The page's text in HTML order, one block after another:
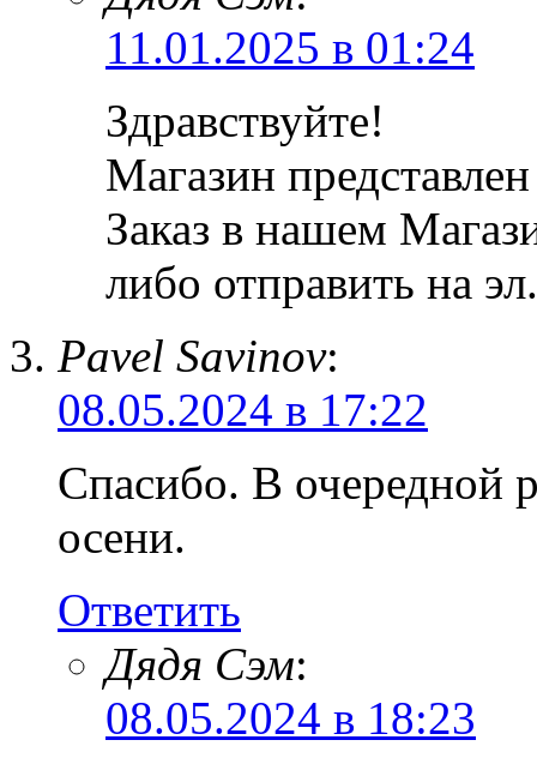
11.01.2025 в 01:24
Здравствуйте!
Магазин
Заказ в нашем
либо отправить на
Pavel Savinov:
08.05.2024 в 17:22
Спасибо. В очередной
осени.
Ответить
Дядя Сэм:
08.05.2024 в 18:23